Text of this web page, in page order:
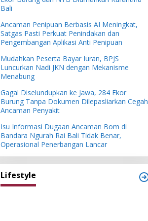
Bali
Ancaman Penipuan Berbasis AI Meningkat,
Satgas Pasti Perkuat Penindakan dan
Pengembangan Aplikasi Anti Penipuan
Mudahkan Peserta Bayar Iuran, BPJS
Luncurkan Nadi JKN dengan Mekanisme
Menabung
Gagal Diselundupkan ke Jawa, 284 Ekor
Burung Tanpa Dokumen Dilepasliarkan Cegah
Ancaman Penyakit
Isu Informasi Dugaan Ancaman Bom di
Bandara Ngurah Rai Bali Tidak Benar,
Operasional Penerbangan Lancar
Lifestyle